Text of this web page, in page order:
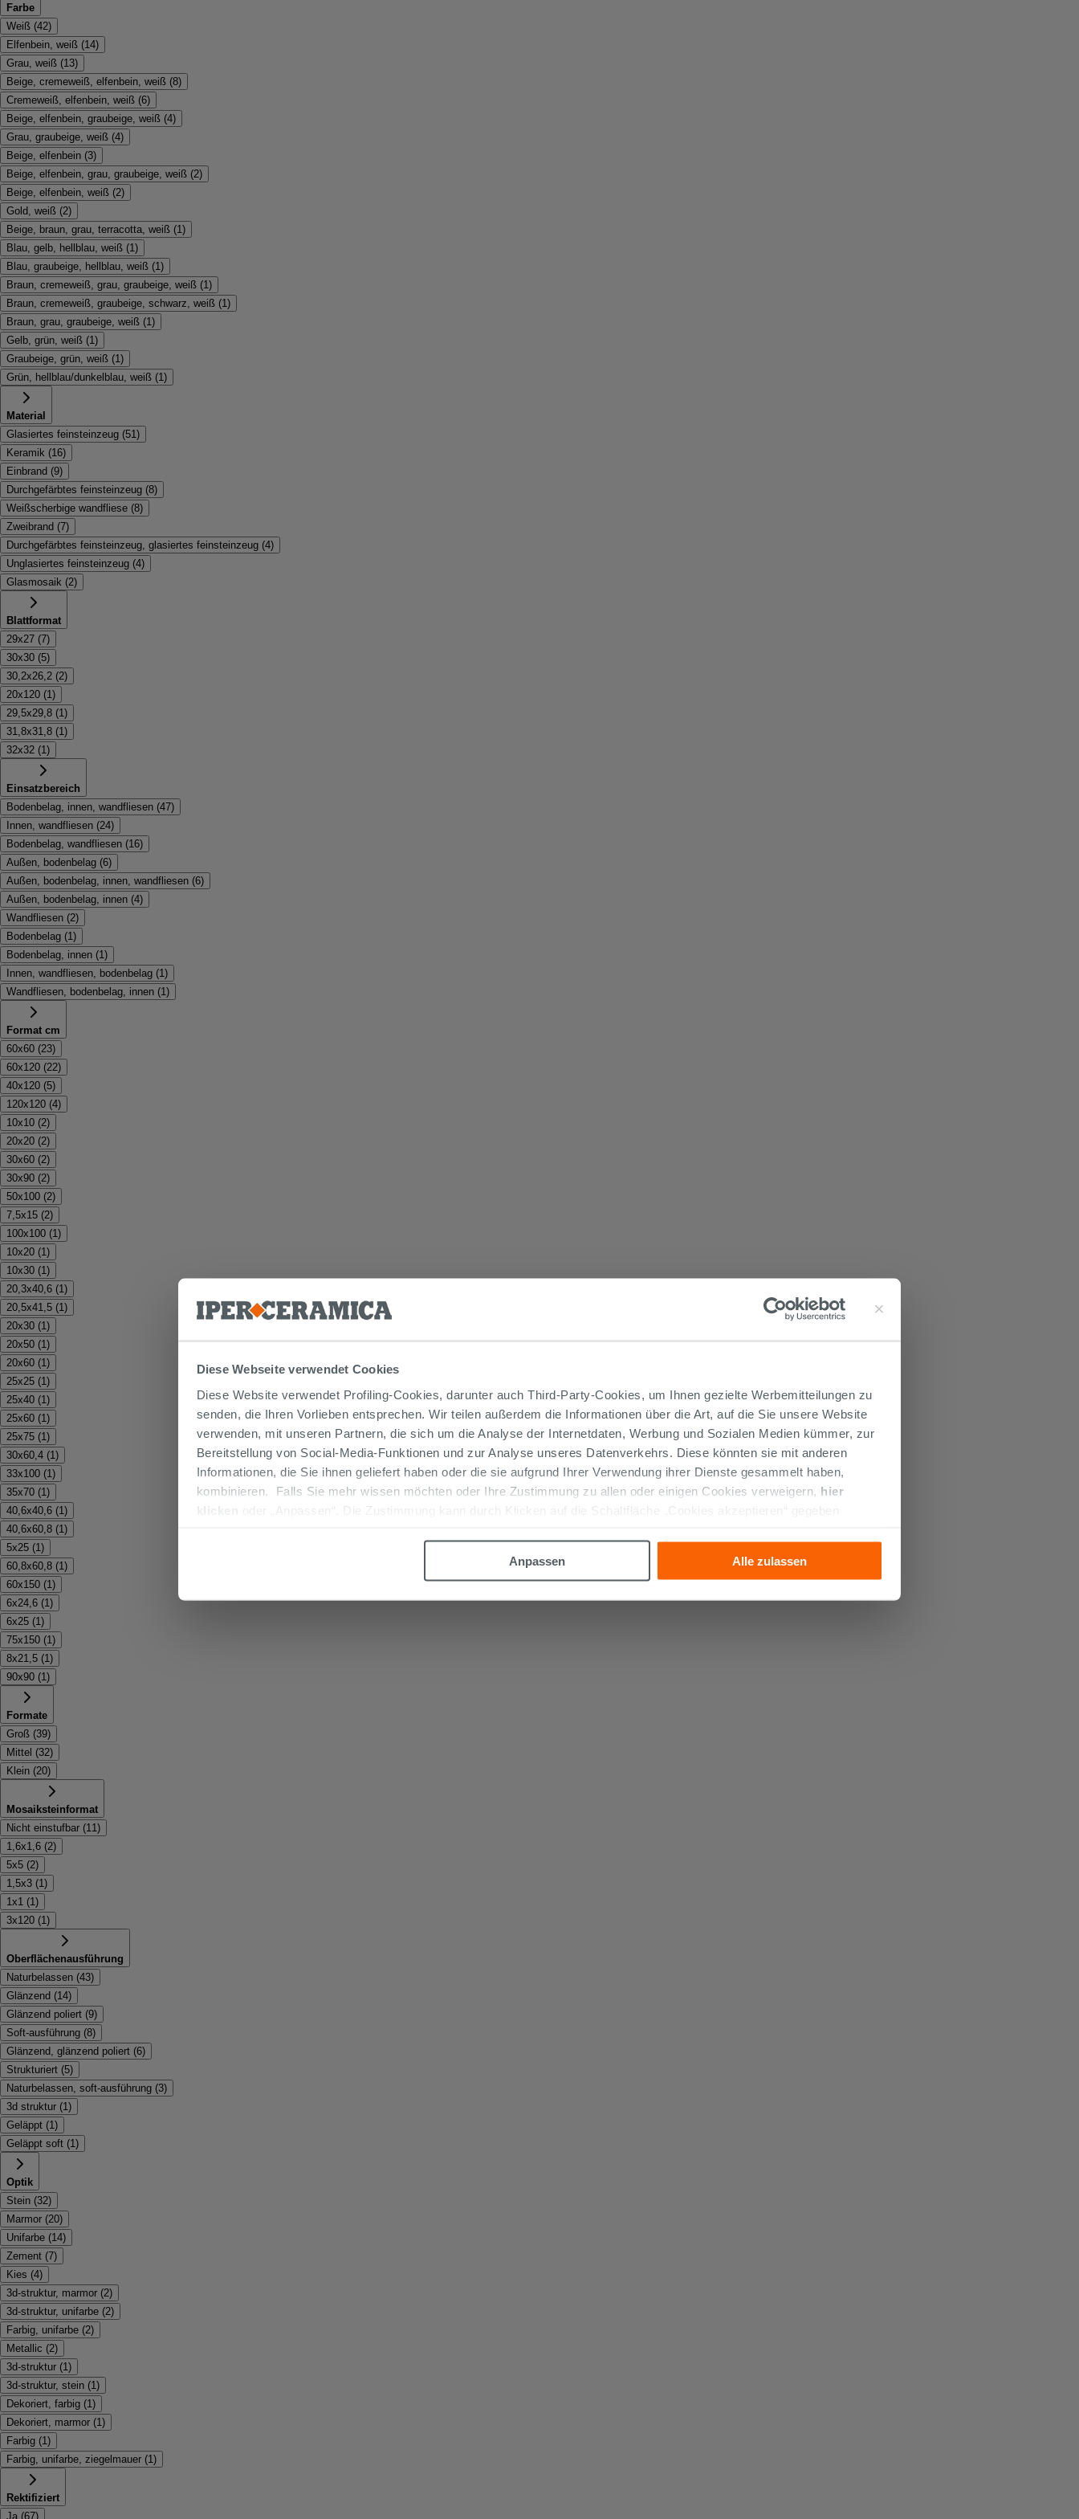
Diese Webseite verwendet Cookies
Diese Website verwendet Profiling-Cookies, darunter auch Third-Party-Cookies, um Ihnen gezielte Werbemitteilungen zu
senden, die Ihren Vorlieben entsprechen. Wir teilen außerdem die Informationen über die Art, auf die Sie unsere Website
verwenden, mit unseren Partnern, die sich um die Analyse der Internetdaten, Werbung und Sozialen Medien kümmer, zur
Bereitstellung von Social-Media-Funktionen und zur Analyse unseres Datenverkehrs. Diese könnten sie mit anderen
Informationen, die Sie ihnen geliefert haben oder die sie aufgrund Ihrer Verwendung ihrer Dienste gesammelt haben,
kombinieren. Falls Sie mehr wissen möchten oder Ihre Zustimmung zu allen oder einigen Cookies verweigern, hier
klicken
oder „Anpassen“. Die Zustimmung kann durch Klicken auf die Schaltfläche „Cookies akzeptieren“ gegeben
Anpassen
Alle zulassen
Farbe
Weiß (42)
Elfenbein, weiß (14)
Grau, weiß (13)
Beige, cremeweiß, elfenbein, weiß (8)
Cremeweiß, elfenbein, weiß (6)
Beige, elfenbein, graubeige, weiß (4)
Grau, graubeige, weiß (4)
Beige, elfenbein (3)
Beige, elfenbein, grau, graubeige, weiß (2)
Beige, elfenbein, weiß (2)
Gold, weiß (2)
Beige, braun, grau, terracotta, weiß (1)
Blau, gelb, hellblau, weiß (1)
Blau, graubeige, hellblau, weiß (1)
Braun, cremeweiß, grau, graubeige, weiß (1)
Braun, cremeweiß, graubeige, schwarz, weiß (1)
Braun, grau, graubeige, weiß (1)
Gelb, grün, weiß (1)
Graubeige, grün, weiß (1)
Grün, hellblau/dunkelblau, weiß (1)
Material
Glasiertes feinsteinzeug (51)
Keramik (16)
Einbrand (9)
Durchgefärbtes feinsteinzeug (8)
Weißscherbige wandfliese (8)
Zweibrand (7)
Durchgefärbtes feinsteinzeug, glasiertes feinsteinzeug (4)
Unglasiertes feinsteinzeug (4)
Glasmosaik (2)
Blattformat
29x27 (7)
30x30 (5)
30,2x26,2 (2)
20x120 (1)
29,5x29,8 (1)
31,8x31,8 (1)
32x32 (1)
Einsatzbereich
Bodenbelag, innen, wandfliesen (47)
Innen, wandfliesen (24)
Bodenbelag, wandfliesen (16)
Außen, bodenbelag (6)
Außen, bodenbelag, innen, wandfliesen (6)
Außen, bodenbelag, innen (4)
Wandfliesen (2)
Bodenbelag (1)
Bodenbelag, innen (1)
Innen, wandfliesen, bodenbelag (1)
Wandfliesen, bodenbelag, innen (1)
Format cm
60x60 (23)
60x120 (22)
40x120 (5)
120x120 (4)
10x10 (2)
20x20 (2)
30x60 (2)
30x90 (2)
50x100 (2)
7,5x15 (2)
100x100 (1)
10x20 (1)
10x30 (1)
20,3x40,6 (1)
20,5x41,5 (1)
20x30 (1)
20x50 (1)
20x60 (1)
25x25 (1)
25x40 (1)
25x60 (1)
25x75 (1)
30x60,4 (1)
33x100 (1)
35x70 (1)
40,6x40,6 (1)
40,6x60,8 (1)
5x25 (1)
60,8x60,8 (1)
60x150 (1)
6x24,6 (1)
6x25 (1)
75x150 (1)
8x21,5 (1)
90x90 (1)
Formate
Groß (39)
Mittel (32)
Klein (20)
Mosaiksteinformat
Nicht einstufbar (11)
1,6x1,6 (2)
5x5 (2)
1,5x3 (1)
1x1 (1)
3x120 (1)
Oberflächenausführung
Naturbelassen (43)
Glänzend (14)
Glänzend poliert (9)
Soft-ausführung (8)
Glänzend, glänzend poliert (6)
Strukturiert (5)
Naturbelassen, soft-ausführung (3)
3d struktur (1)
Geläppt (1)
Geläppt soft (1)
Optik
Stein (32)
Marmor (20)
Unifarbe (14)
Zement (7)
Kies (4)
3d-struktur, marmor (2)
3d-struktur, unifarbe (2)
Farbig, unifarbe (2)
Metallic (2)
3d-struktur (1)
3d-struktur, stein (1)
Dekoriert, farbig (1)
Dekoriert, marmor (1)
Farbig (1)
Farbig, unifarbe, ziegelmauer (1)
Rektifiziert
Ja (67)